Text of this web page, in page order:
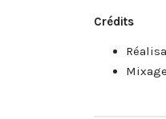
Crédits